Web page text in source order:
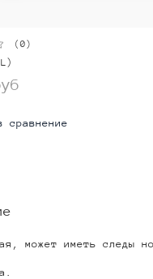
(0)
сравнение
может иметь следы